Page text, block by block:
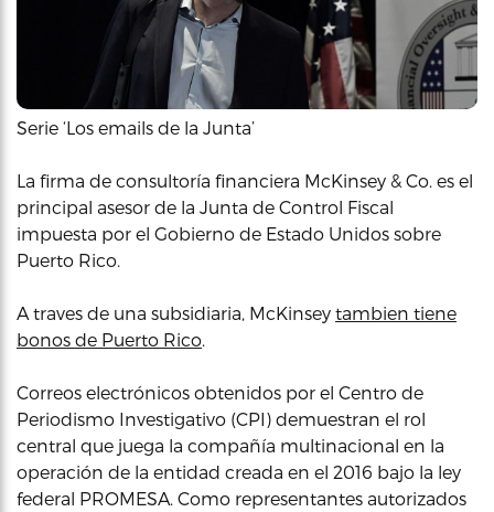
Serie ‘Los emails de la Junta’
La firma de consultoría financiera McKinsey & Co. es el
principal asesor de la Junta de Control Fiscal
impuesta por el Gobierno de Estado Unidos sobre
Puerto Rico.
A traves de una subsidiaria, McKinsey tambien tiene
bonos de Puerto Rico
Correos electrónicos obtenidos por el Centro de
Periodismo Investigativo (CPI) demuestran el rol
central que juega la compañía multinacional en la
operación de la entidad creada en el 2016 bajo la ley
federal PROMESA. Como representantes autorizados